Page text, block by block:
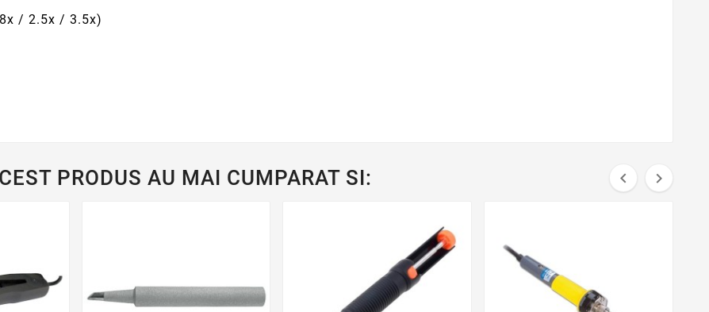
/ 2.5x / 3.5x)
PRODUS AU MAI CUMPARAT SI:  